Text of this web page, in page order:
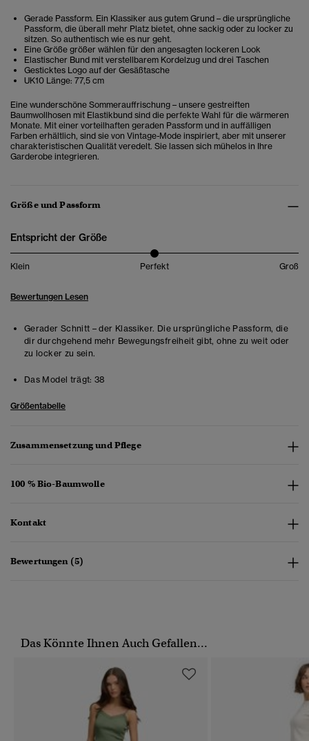
Gerade Passform. Ein Klassiker aus gutem Grund – die ursprüngliche
Passform, die überall mehr Platz bietet, ohne sackig oder zu locker zu
sitzen. So authentisch wie es nur geht.
Eine Größe größer wählen für den angesagten lockeren Look
Elastischer Bund mit verstellbarem Kordelzug und drei Taschen
Gesticktes Logo auf der Gesäßtasche
UK10 Länge: 77,5 cm
Eine wunderschöne Sommerauffrischung – unsere gestreiften
Baumwollhosen mit Elastikbund sind die perfekte Wahl für die wärmeren
Monate. Mit einer vorteilhaften geraden Passform und in auffälligen
Farben erhältlich, sind sie von Vintage-Mode inspiriert, aber mit unserer
charakteristischen Qualität veredelt. Sie lassen sich mühelos in Ihre
Garderobe integrieren.
Größe und Passform
Entspricht der Größe
Klein Perfekt Groß
Bewertungen Lesen
Gerader Schnitt – der Klassiker. Die ursprüngliche Passform, die
dir durchgehend mehr Bewegungsfreiheit gibt, ohne zu weit oder
zu locker zu sein.
Das Model trägt: 38
Größentabelle
Zusammensetzung und Pflege
100 % Bio-Baumwolle
Kontakt
Bewertungen (5)
Das Könnte Ihnen Auch Gefallen...